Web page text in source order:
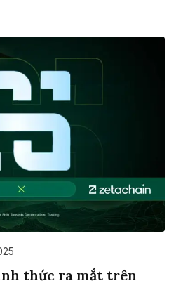
thức ra mắt trên